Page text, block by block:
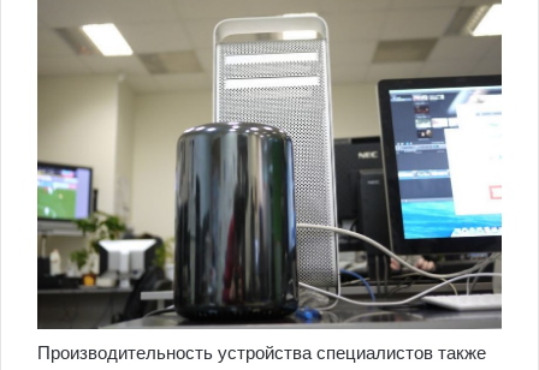
Производительность устройства специалистов также